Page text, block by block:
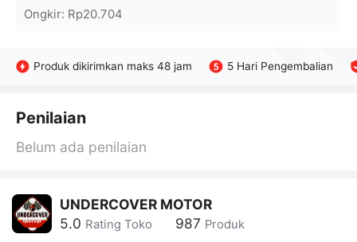
Ongkir: Rp20.704
Produk dikirimkan maks 48 jam 5 Hari Pengembalian
Penilaian
Belum ada penilaian
UNDERCOVER MOTOR
5.0 Rating Toko 987 Produk